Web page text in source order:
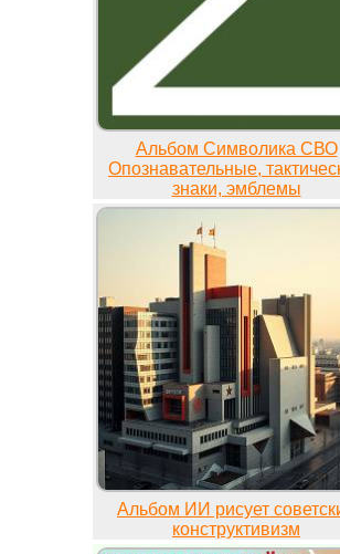
Альбом Символика СВО
Опознавательные,
знаки, эмблемы
Альбом ИИ рисует
конструктивизм